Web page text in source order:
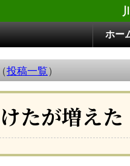
ホー
投稿一覧）
たが増え